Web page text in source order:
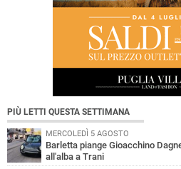
PIÙ LETTI QUESTA SETTIMANA
MERCOLEDÌ 5 AGOSTO
Barletta piange Gioacchino
all'alba a Trani